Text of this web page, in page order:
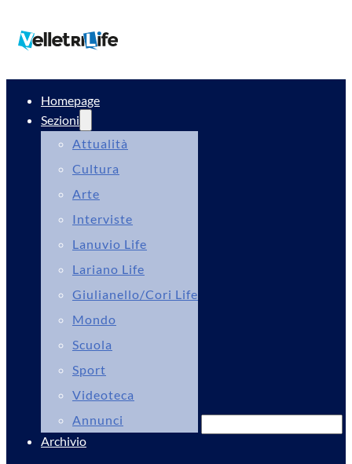
Homepage
Sezioni
Attualità
Cultura
Arte
Interviste
Lanuvio Life
Lariano Life
Giulianello/Cori Life
Mondo
Scuola
Sport
Videoteca
Annunci
Archivio